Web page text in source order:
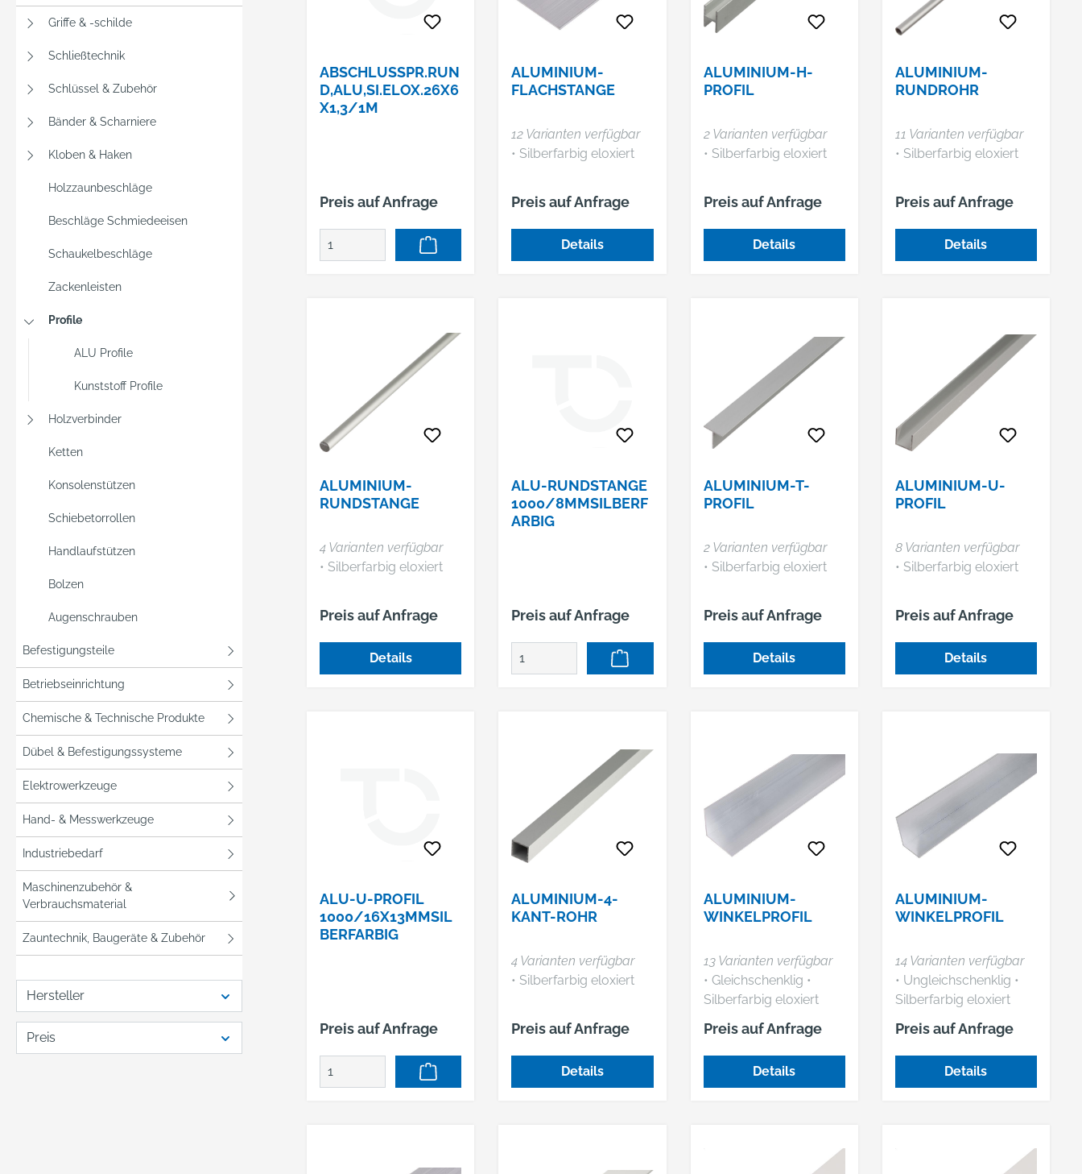
Griffe & -schilde
Schließtechnik
Schlüssel & Zubehör
Bänder & Scharniere
Kloben & Haken
Holzzaunbeschläge
Beschläge Schmiedeeisen
Schaukelbeschläge
Zackenleisten
Profile
ALU Profile
Kunststoff Profile
Holzverbinder
Ketten
Konsolenstützen
Schiebetorrollen
Handlaufstützen
Bolzen
Augenschrauben
Befestigungsteile
Betriebseinrichtung
Chemische & Technische Produkte
Dübel & Befestigungssysteme
Elektrowerkzeuge
Hand- & Messwerkzeuge
Industriebedarf
Maschinenzubehör &
Verbrauchsmaterial
Zauntechnik, Baugeräte & Zubehör
Hersteller
Preis
ABSCHLUSSPR.RUN
D,ALU,SI.ELOX.26X6
X1,3/1M
Preis auf Anfrage
ALUMINIUM-
FLACHSTANGE
12 Varianten verfügbar
• Silberfarbig eloxiert
Preis auf Anfrage
Details
ALUMINIUM-H-
PROFIL
2 Varianten verfügbar
• Silberfarbig eloxiert
Preis auf Anfrage
Details
ALUMINIUM-
RUNDROHR
11 Varianten verfügbar
• Silberfarbig eloxiert
Preis auf Anfrage
Details
ALUMINIUM-
RUNDSTANGE
4 Varianten verfügbar
• Silberfarbig eloxiert
Preis auf Anfrage
Details
ALU-RUNDSTANGE
1000/8MMSILBERF
ARBIG
Preis auf Anfrage
ALUMINIUM-T-
PROFIL
2 Varianten verfügbar
• Silberfarbig eloxiert
Preis auf Anfrage
Details
ALUMINIUM-U-
PROFIL
8 Varianten verfügbar
• Silberfarbig eloxiert
Preis auf Anfrage
Details
ALU-U-PROFIL
1000/16X13MMSIL
BERFARBIG
Preis auf Anfrage
ALUMINIUM-4-
KANT-ROHR
4 Varianten verfügbar
• Silberfarbig eloxiert
Preis auf Anfrage
Details
ALUMINIUM-
WINKELPROFIL
13 Varianten verfügbar
• Gleichschenklig •
Silberfarbig eloxiert
Preis auf Anfrage
Details
ALUMINIUM-
WINKELPROFIL
14 Varianten verfügbar
• Ungleichschenklig •
Silberfarbig eloxiert
Preis auf Anfrage
Details